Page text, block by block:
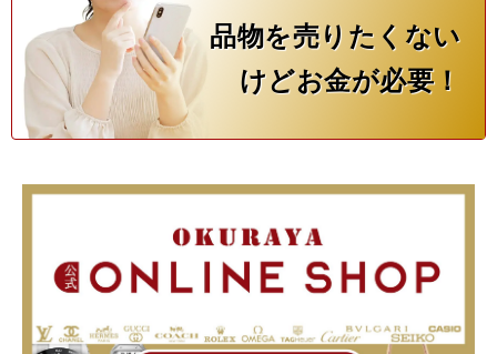
品物を売りたくない
けどお金が必要！